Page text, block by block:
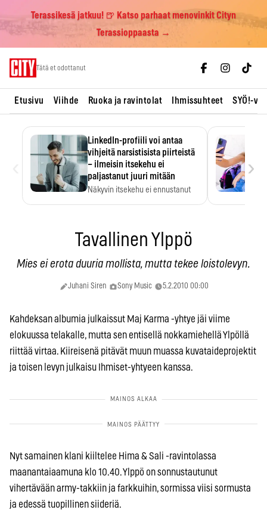
Terassikesä jatkuu! 🍺 Katso parhaat menovinkit Cityn
Terassioppaasta →
Tätä et odottanut
Etusivu Viihde Ruoka ja ravintolat Ihmissuhteet SYÖ!-
LinkedIn-profiili voi antaa
vihjeitä narsistisista piirteistä
– ilmeisin itsekehu ei
paljastanut juuri mitään
Näkyvin itsekehu ei ennustanut
›
Tavallinen Ylppö
Mies ei erota duuria mollista, mutta tekee loistolevyn.
Juhani Siren Sony Music 5.2.2010 00:00
Kahdeksan albumia julkaissut Maj Karma -yhtye jäi viime
elokuussa telakalle, mutta sen entisellä nokkamiehellä Ylpöllä
riittää virtaa. Kiireisenä pitävät muun muassa kuvataideprojektit
ja toisen levyn julkaisu Ihmiset-yhtyeen kanssa.
Nyt samainen klani kiiltelee Hima & Sali -ravintolassa
maanantaiaamuna klo 10.40. Ylppö on sonnustautunut
vihertävään army-takkiin ja farkkuihin, sormissa viisi sormusta
ja edessä tuopillinen siideriä.